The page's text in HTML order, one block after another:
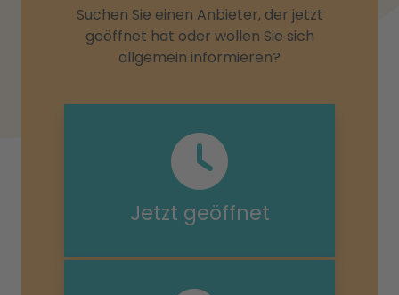
Suchen Sie einen Anbieter, der jetzt
geöffnet hat oder wollen Sie sich
allgemein informieren?
Jetzt geöffnet